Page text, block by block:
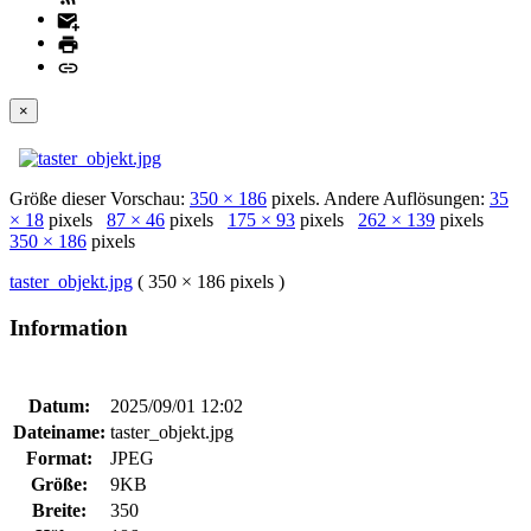
×
Größe dieser Vorschau: 350 × 186 pixels. Andere Auflösungen: 35
× 18 pixels 87 × 46 pixels 175 × 93 pixels 262 × 139 pixels
350 × 186 pixels
taster_objekt.jpg ( 350 × 186 pixels )
Information
Datum:
2025/09/01 12:02
Dateiname: taster_objekt.jpg
Format:
JPEG
Größe:
9KB
Breite:
350